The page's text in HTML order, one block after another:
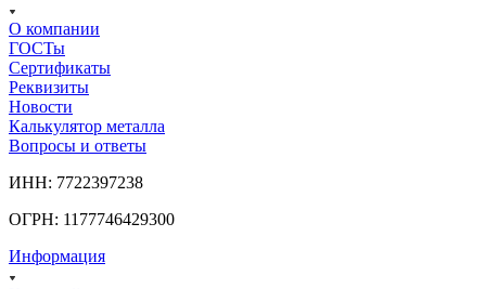
О компании
ГОСТы
Сертификаты
Реквизиты
Новости
Калькулятор металла
Вопросы и ответы
ИНН: 7722397238
ОГРН: 1177746429300
Информация